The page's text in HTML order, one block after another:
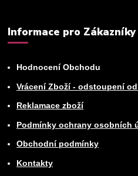
Informace pro Zákazníky
Hodnocení Obchodu
Vrácení Zboží - odstoupení
Reklamace zboží
Podmínky ochrany osobních
Obchodní podmínky
Kontakty